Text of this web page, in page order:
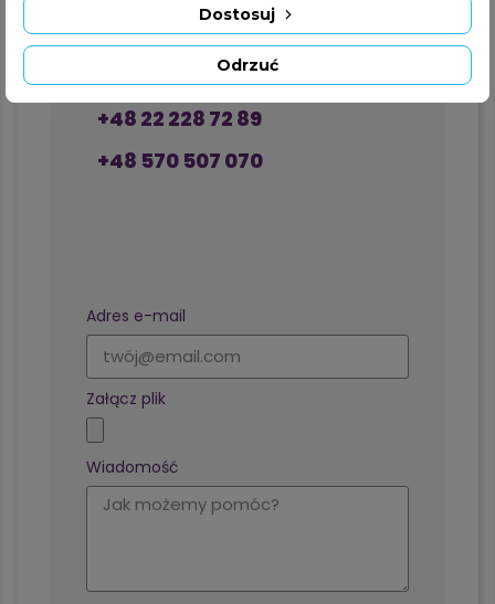
+48 22 228 72 89
+48 570 507 070
Adres e-mail
Załącz plik
Wiadomość
Odrzuć
Dostosuj